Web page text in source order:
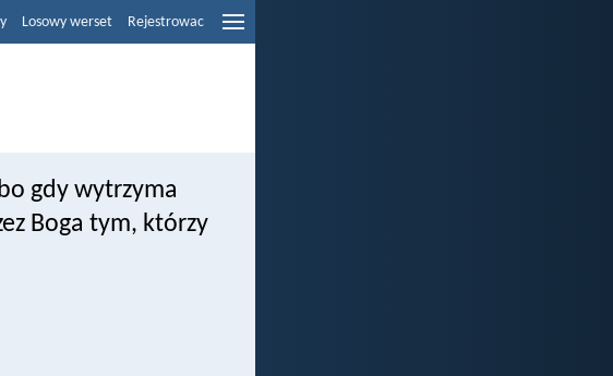
Losowy werset Rejestrowac
gdy wytrzyma
Boga tym, którzy